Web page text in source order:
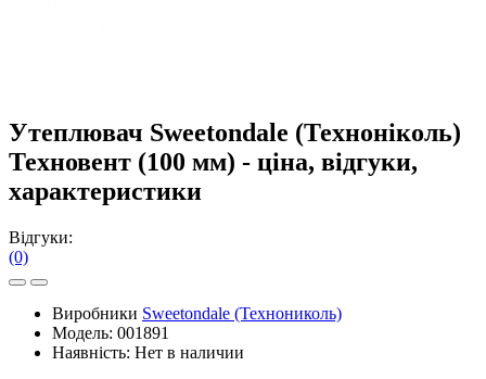
Утеплювач Sweetondale (Техноніколь)
Техновент (100 мм) - ціна, відгуки,
характеристики
Відгуки:
(0)
Виробники Sweetondale (Технониколь)
Модель: 001891
Наявність: Нет в наличии